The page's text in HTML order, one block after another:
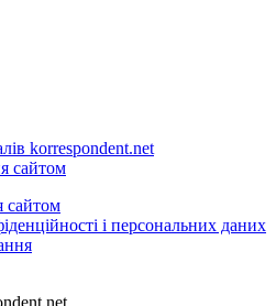
korrespondent.net
сайтом
сайтом
і персональних даних